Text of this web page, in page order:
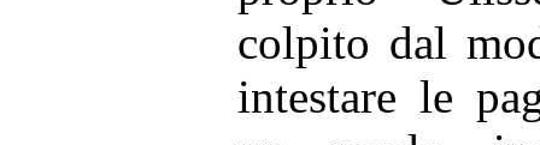
colpito dal
intestare le